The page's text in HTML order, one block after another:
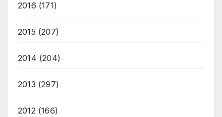
2016 (171)
2015 (207)
2014 (204)
2013 (297)
2012(166)